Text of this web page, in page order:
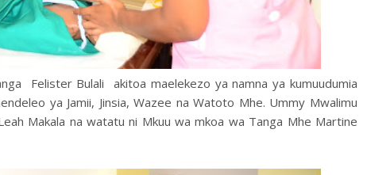
Felister Bulali akitoa maelekezo ya namna ya kumuudumia
ya Jamii, Jinsia, Wazee na Watoto Mhe. Ummy Mwalimu
Makala na watatu ni Mkuu wa mkoa wa Tanga Mhe Martine